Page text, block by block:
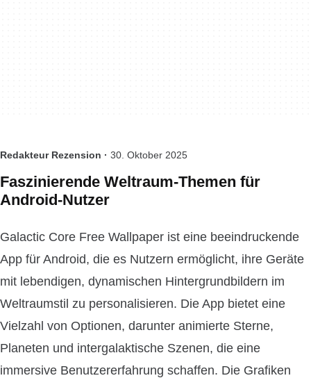
Redakteur Rezension · 30. Oktober 2025
Faszinierende Weltraum-Themen für
Android-Nutzer
Galactic Core Free Wallpaper ist eine beeindruckende
App für Android, die es Nutzern ermöglicht, ihre Geräte
mit lebendigen, dynamischen Hintergrundbildern im
Weltraumstil zu personalisieren. Die App bietet eine
Vielzahl von Optionen, darunter animierte Sterne,
Planeten und intergalaktische Szenen, die eine
immersive Benutzererfahrung schaffen. Die Grafiken